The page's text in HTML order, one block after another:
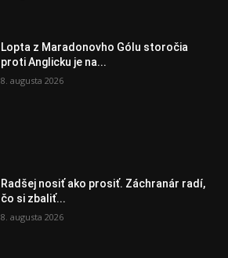
Lopta z Maradonovho Gólu storočia
proti Anglicku je na...
8. augusta 2026
Radšej nosiť ako prosiť. Záchranár radí,
čo si zbaliť...
8. augusta 2026